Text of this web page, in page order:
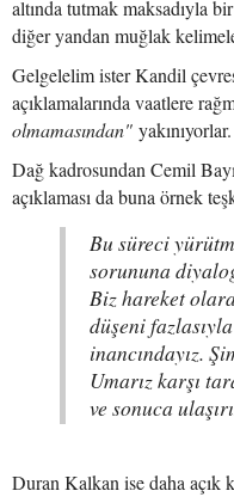
altında tutmak maksadıyla
diğer yandan muğlak
Gelgelelim ister Kandil
açıklamalarında vaatlere
olmamasından" yakınıyorlar.
Dağ kadrosundan Cemil
açıklaması da buna örnek
Bu süreci
sorununa
Biz hareket
düşeni
inancındayız.
Umarız karşı
ve sonuca
Duran Kalkan ise daha açık